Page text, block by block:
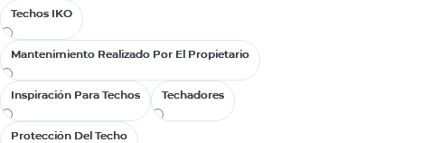
Techos IKO
Techos IKO
Mantenimiento Realizado Por El Propietario
Mantenimiento Realizado Por El Propietario
Inspiración Para Techos
Inspiración Para Techos Techadores
Techadores
Protección Del Techo
Protección Del Techo